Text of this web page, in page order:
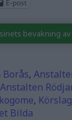
E-post
bevakning
,
Anstalten
,
Bilda